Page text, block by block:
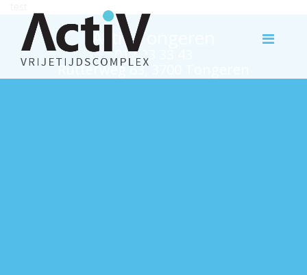
Activ Tongeren
012 23 33 43
Rutterweg 63, 3700 Tongeren